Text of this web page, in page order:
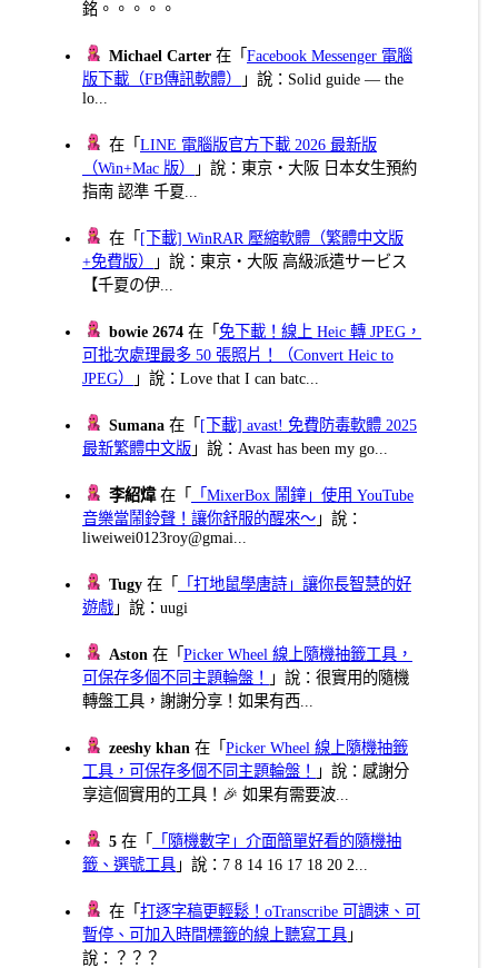
銘。。。。。
Michael Carter 在「Facebook Messenger 電腦
版下載（FB傳訊軟體）
」說：Solid guide — the
lo...
在「LINE 電腦版官方下載 2026 最新版
（Win+Mac 版）
」說：東京・大阪 日本女生預約
指南 認準 千夏...
在「 [下載] WinRAR 壓縮軟體（繁體中文版
+免費版）
」說：東京・大阪 高級派遣サービス
【千夏の伊...
bowie 2674 在「免下載！線上 Heic 轉 JPEG，
可批次處理最多 50 張照片！（Convert Heic to
JPEG）
」說：Love that I can batc...
Sumana 在「 [下載] avast! 免費防毒軟體 2025
最新繁體中文版 」說：Avast has been my go...
李紹煒在「
「MixerBox 鬧鐘」使用 YouTube
音樂當鬧鈴聲！讓你舒服的醒來～ 」說：
liweiwei0123roy@gmai...
Tugy 在「
「打地鼠學唐詩」讓你長智慧的好
遊戲 」說：uugi
Aston 在「Picker Wheel 線上隨機抽籤工具，
可保存多個不同主題輪盤！
」說：很實用的隨機
轉盤工具，謝謝分享！如果有西...
zeeshy khan 在「Picker Wheel 線上隨機抽籤
工具，可保存多個不同主題輪盤！
」說：感謝分
享這個實用的工具！🎉 如果有需要波...
5 在「
「隨機數字」介面簡單好看的隨機抽
籤、選號工具 」說：7 8 14 16 17 18 20 2...
在「打逐字稿更輕鬆！oTranscribe 可調速、可
暫停、可加入時間標籤的線上聽寫工具 」
說：？？？